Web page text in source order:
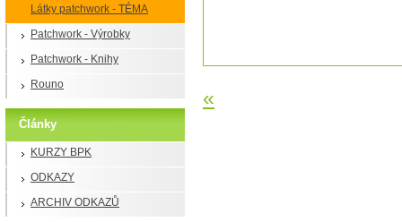
Látky patchwork - TÉMA
Patchwork - Výrobky
Patchwork - Knihy
Rouno
Články
KURZY BPK
ODKAZY
ARCHIV ODKAZŮ
«